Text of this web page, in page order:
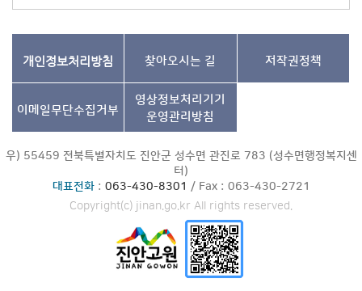
개인정보처리방침 찾아오시는 길 저작권정책
이메일무단수집거부
영상정보처리기기
운영관리방침
우) 55459 전북특별자치도 진안군 성수면 관진로 783 (성수면행정복지센
터)
대표전화: 063-430-8301 / Fax : 063-430-2721
Copyright(c) jinan.go.kr All rights reserved.